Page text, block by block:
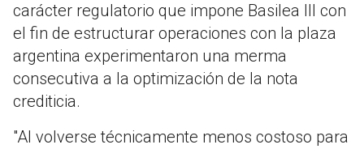
carácter regulatorio que impone Basilea III con
el fin de estructurar operaciones con la plaza
argentina experimentaron una merma
consecutiva a la optimización de la nota
crediticia.
"Al volverse técnicamente menos costoso para